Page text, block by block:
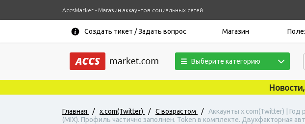
AccsMarket - Магазин аккаунтов социальных сетей
Создать тикет / Задать вопрос Магазин
Выберите категорию
Новости,
Главная / x.com(Twitter) / С возрастом /
Аккаунты x.com(Twitter) |
(MIX). Профиль частично заполнен. Token в комплекте. Двухфакторная